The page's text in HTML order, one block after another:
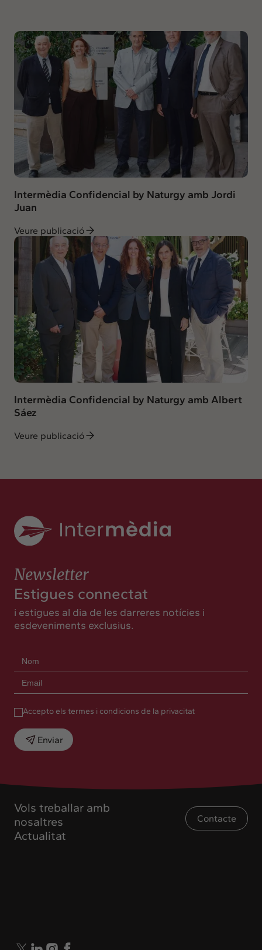
Intermèdia Confidencial by Naturgy amb Jordi
Juan
Veure publicació
Intermèdia Confidencial by Naturgy amb Albert
Sáez
Veure publicació
Vols treballar amb
nosaltres
Actualitat
Contacte
Newsletter
Estigues connectat
i estigues al dia de les darreres notícies i
esdeveniments exclusius.
Accepto els termes i condicions de la privacitat
Enviar